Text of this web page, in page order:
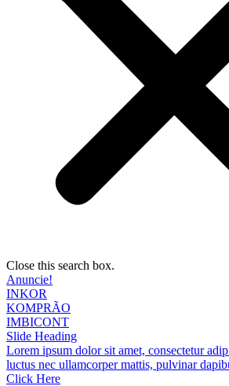
Close this search box.
Anuncie!
INKOR
KOMPRÃO
IMBICONT
Slide Heading
Lorem ipsum dolor sit amet, consectetur
luctus nec ullamcorper mattis, pulvinar
Click Here